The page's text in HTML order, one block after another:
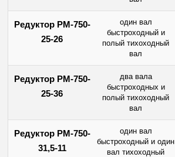
Редуктор РМ-750-
25-26
один вал
быстроходный и
полый тихоходный
вал
Редуктор РМ-750-
25-36
два вала
быстроходных и
полый тихоходный
вал
Редуктор РМ-750-
31,5-11
один вал
быстроходный и один
вал тихоходный